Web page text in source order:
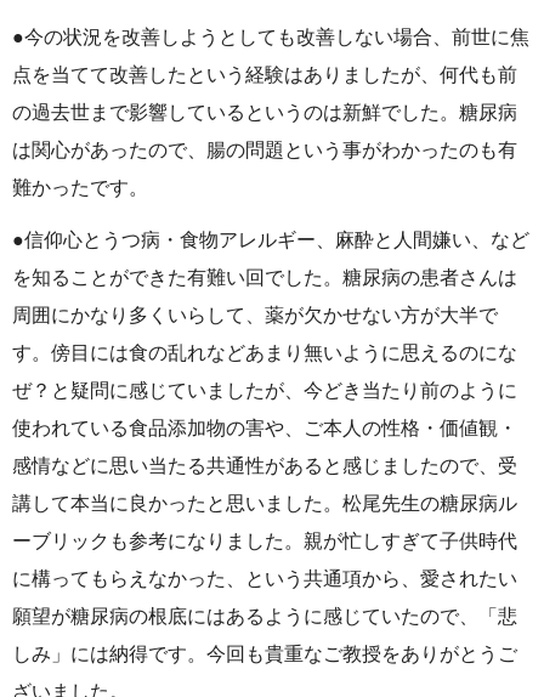
●今の状況を改善しようとしても改善しない場合、前世に焦
点を当てて改善したという経験はありましたが、何代も前
の過去世まで影響しているというのは新鮮でした。糖尿病
は関心があったので、腸の問題という事がわかったのも有
難かったです。
●信仰心とうつ病・食物アレルギー、麻酔と人間嫌い、など
を知ることができた有難い回でした。糖尿病の患者さんは
周囲にかなり多くいらして、薬が欠かせない方が大半で
す。傍目には食の乱れなどあまり無いように思えるのにな
ぜ？と疑問に感じていましたが、今どき当たり前のように
使われている食品添加物の害や、ご本人の性格・価値観・
感情などに思い当たる共通性があると感じましたので、受
講して本当に良かったと思いました。松尾先生の糖尿病ル
ーブリックも参考になりました。親が忙しすぎて子供時代
に構ってもらえなかった、という共通項から、愛されたい
願望が糖尿病の根底にはあるように感じていたので、「悲
しみ」には納得です。今回も貴重なご教授をありがとうご
ざいました。